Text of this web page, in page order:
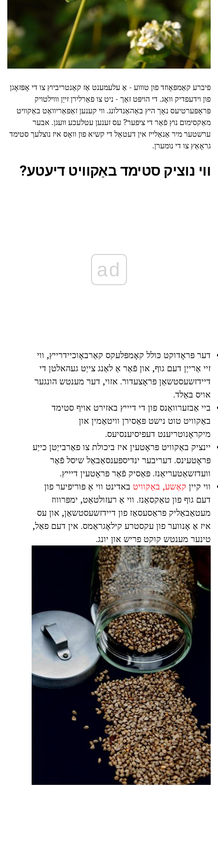
פיברע קאַמפּאָוזד פון טוווע - אַ עלעמענט אַז קאַנטריביוץ צו די אָפּזאָגן
פון וידעפדיק וואָג. די הויפּט זאַך - ניט צו פאַרלירן זייַן וווילטויק
פּראָפּערטיעס נאָך היץ באַהאַנדלונג. ווי קענען זאַפּאַריוואַט באַקוויט
מאַקסימום נוץ פֿאַר די ציפער? עס זענען עטלעכע וועגן. אבער
ערשטער מיר אַנאַלייז אין דעטאַל די קשיא פון וואָס איז נוצלעך סטימד
גראָאַץ צו די נומערן.
ווי נוציק סטימד באַקוויט דיעטע?
ad
דער פּראָדוקט כּולל קאָמפּלעקס קאַרבאָוכיידרייץ, ווי
זיי אַרייַן דעם גוף, און פֿאַר אַ לאַנג צייַט געהאלטן די
דיידזשעסטשאַן פּראָצעדור. אזוי, דער מענטש הונגער
אויס באַלד.
ביי אַבזערוואַנס פון די דיייץ באזירט אויף סטימד
באַקוויט טוט נישט פּאַסירן וויטאַמין און
מיקראָנוטריענט דעפיסיענסיעס.
יינציק באַקוויט פּראָטעין איז ביכולת צו פאַרבייַטן כייַע
פּראָטעינס. דעריבער ינדיספּענסאַבאַל שיסל פֿאַר
וועדזשאַטעריאַנז. פּאַסיק פֿאַר פּראָטעין דיייץ.
ווי קיין קאַשע, באַקוויט באדינט ווי אַ פּוריפיער פון
דעם גוף פון טאַקסאַנז. ווי אַ רעזולטאַט, ימפּרוווז
מעטאַבאַליק פּראַסעסאַז פון דיידזשעסטשאַן, און עס
איז אַ אָנווער פון עקסטרע קילאָגראַמס. אין דעם פאַל,
טינער מענטש קוקט פריש און יונג.